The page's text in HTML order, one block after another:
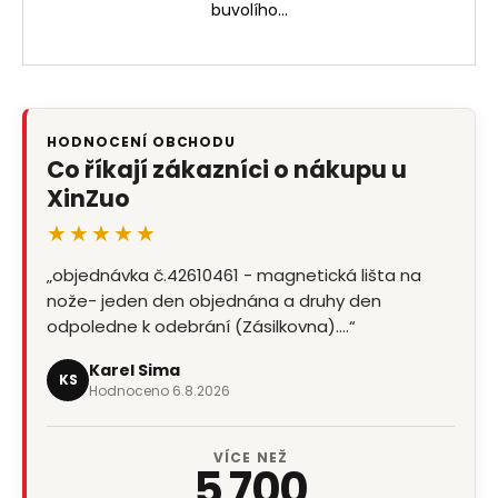
buvolího...
HODNOCENÍ OBCHODU
Co říkají zákazníci o nákupu u
XinZuo
★★★★★
„objednávka č.42610461 - magnetická lišta na
nože- jeden den objednána a druhy den
odpoledne k odebrání (Zásilkovna).…“
KS Karel Sima
Hodnoceno 6.8.2026
VÍCE NEŽ